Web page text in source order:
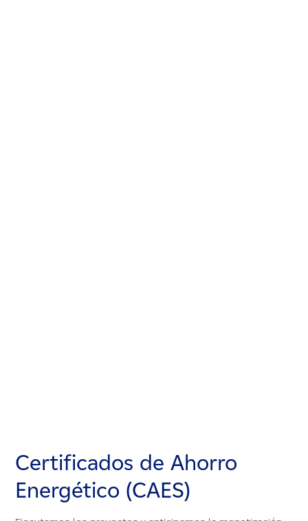
Certificados de Ahorro
Energético (CAES)
Certificados de Ahorro
Energético (CAES)
Certificados de Ahorro
Energético (CAES)